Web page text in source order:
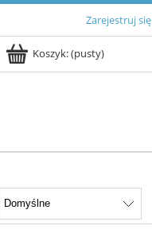
Zarejestruj się
Koszyk:(pusty)